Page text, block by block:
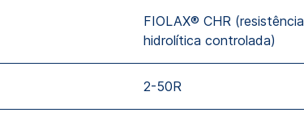
FIOLAX® CHR (resistência
hidrolítica controlada)
2-50R